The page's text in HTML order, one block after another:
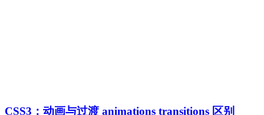
CSS3：动画与过渡 animations transitions 区别